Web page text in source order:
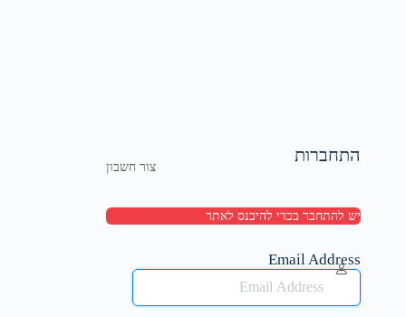
התחברות
צור חשבון
יש להתחבר בכדי להיכנס לאתר
Email Address